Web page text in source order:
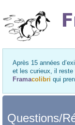
Après 15 années
et les curieux, il reste
Framacolibri qui
Questions/